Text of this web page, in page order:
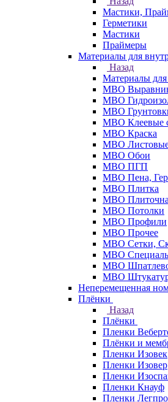
Мастики,
Герметики
Мастики
Праймеры
Материалы для
Назад
Материалы для
МВО
МВО
МВО
МВО Клеевые
МВО Краска
МВО Листовые
МВО Обои
МВО ПГП
МВО Пена,
МВО Плитка
МВО
МВО Потолки
МВО Профили
МВО Прочее
МВО Сетки,
МВО
МВО
МВО
Неперемещенная
Плёнки
Назад
Плёнки
Пленки
Плёнки и
Пленки Изовек
Пленки Изовер
Пленки
Пленки Кнауф
Пленки